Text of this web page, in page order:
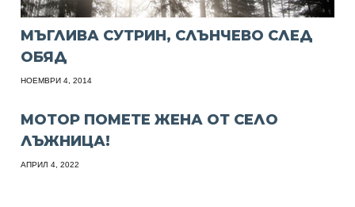
МЪГЛИВА СУТРИН, СЛЪНЧЕВО СЛЕД
ОБЯД
НОЕМВРИ 4, 2014
МОТОР ПОМЕТЕ ЖЕНА ОТ СЕЛО
ЛЪЖНИЦА!
АПРИЛ 4, 2022